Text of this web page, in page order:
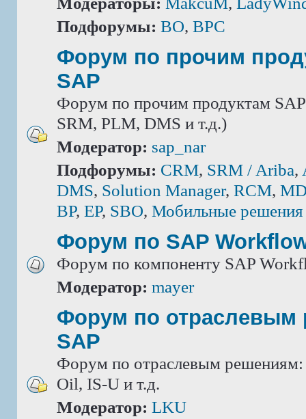
Подфорумы: BO, BPC
Форум по прочим
SAP
Форум по прочим продуктам
SRM, PLM, DMS и т.д.)
Модератор: sap_nar
Подфорумы: CRM, SRM / Ariba,
DMS, Solution Manager, RCM,
BP, EP, SBO, Мобильные решения
Форум по SAP
Форум по компоненту SAP
Модератор: mayer
Форум по отраслевым
SAP
Форум по отраслевым
Oil, IS-U и т.д.
Модератор: LKU